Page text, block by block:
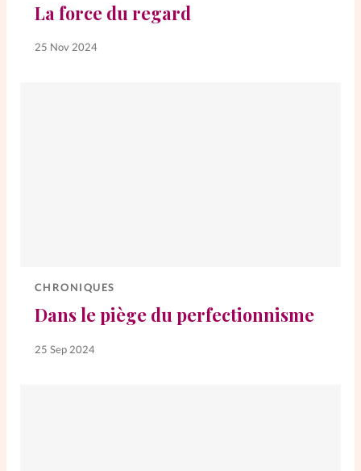
La force du regard
25 Nov 2024
CHRONIQUES
Dans le piège du perfectionnisme
25 Sep 2024